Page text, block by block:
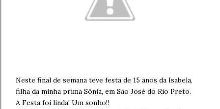
Neste final de semana teve festa de 15 anos da Isabela,
filha da minha prima Sônia, em São José do Rio Preto.
A Festa foi linda! Um sonho!!